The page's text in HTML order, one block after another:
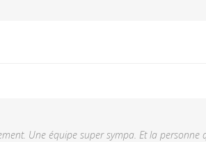
Une équipe super sympa. Et la personne